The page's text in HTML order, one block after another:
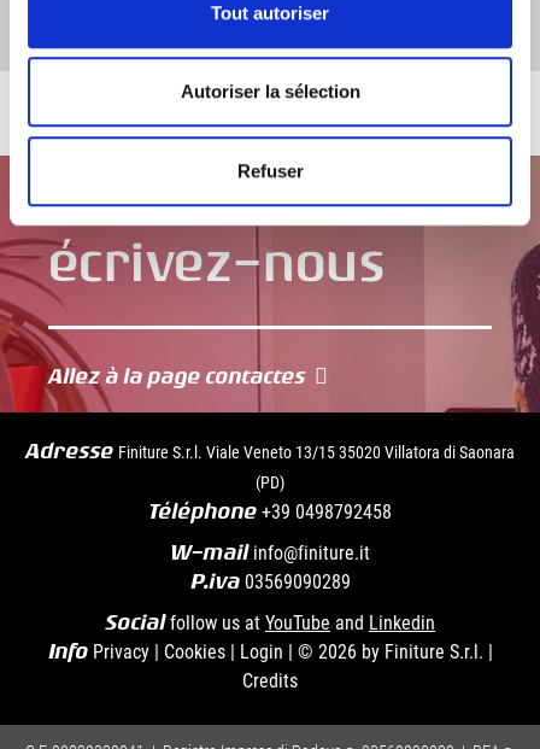
Tout autoriser
Autoriser la sélection
Refuser
Allez à la page contactes
Adresse Finiture S.r.l. Viale Veneto 13/15 35020 Villatora di Saonara
(PD)
Téléphone+39 0498792458
W-mail info@finiture.it
P.iva03569090289
Socialfollow us atYouTube and Linkedin
Info Privacy | Cookies | Login | © 2026 by Finiture S.r.l. |
Credits